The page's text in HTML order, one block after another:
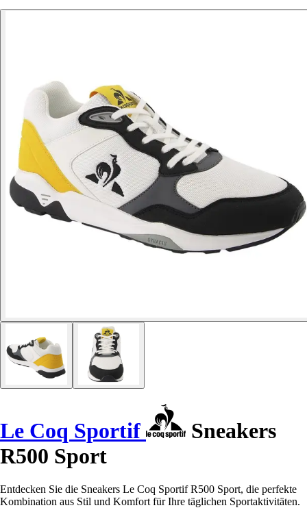
Le Coq Sportif
Sneakers
R500 Sport
Entdecken Sie die Sneakers Le Coq Sportif R500 Sport, die perfekte
Kombination aus Stil und Komfort für Ihre täglichen Sportaktivitäten.